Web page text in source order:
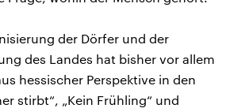
der Dörfer und der
des Landes hat bisher vor allem
hessischer Perspektive in den
stirbt“, „Kein Frühling“ und